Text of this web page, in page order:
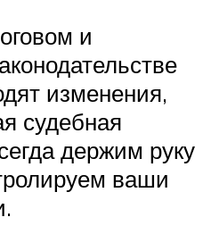
и
изменения,
судебная
держим руку
ваши